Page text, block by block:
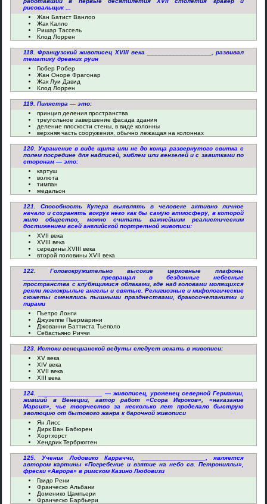
рисовальщик ...
Жан Батист Ванлоо
Жак Калло
Ришар Тассель
Клод Лоррен
118. Французский живописец XVIII века __________________, развивал
тематику древних руин
Гюбер Робер
Жан Оноре Фрагонар
Жак Луи Давид
Клод Лоррен
119. Пилястра — это:
принцип деления пространства
треугольное завершение фасада здания
деление плоскости стены, в виде колонны
верхняя часть сооружения, обычно лежащая на колоннах
120. Украшение в виде щита или не до конца развернутого свитка с
полем посредине для надписей, эмблем или вензелей и с завитками по
сторонам — это:
картуш
волюта
тимпан
медальон
121. Способность Купера выявлять в человеке активно личное
начало и сохранять вокруг него как бы самую атмосферу, в которой
жило общество, можно считать важнейшим реалистическим
достижением всей английской портретной живописи:
XVII века
XVIII века
середины XVIII века
второй половины XVII века
122. Головокружительно высокие церковные плафоны
__________________ превращал в бездонные небесные
пространства с клубящимися облаками, где над головами молящихся
реяли легкокрылые ангелы и святые. Религиозные и мифологические
сюжеты сменялись пышными празднествами, бракосочетаниями и
пирами
Пьетро Лонги
Джузеппе Пьермарини
Джованни Баттиста Тьеполо
Себастьяно Риччи
123. Истоки венецианской ведуты следует искать в живописи:
XV века
XIV века
XVII века
XIII века
124. __________________ — живописец, уроженец северной Германии,
живший в Венеции, автор работ «Ссора Игроков», «наказание
Марсия», чье творчество за несколько лет проделало быструю
эволюцию от бытового жанра к барочной живописи
Ян Лисс
Дирк Ван Бабюрен
Хортхорст
Хендрик Тербрюгген
125. Ученик Лодовико Карраччи, __________________, является
автором картины «Погребение и взятие на небо св. Петрониллы»,
фрески «Аврора» в римском Казино Людовизи
Гвидо Рени
Франческо Альбани
Доменико Цампьери
Франческо Барбьери